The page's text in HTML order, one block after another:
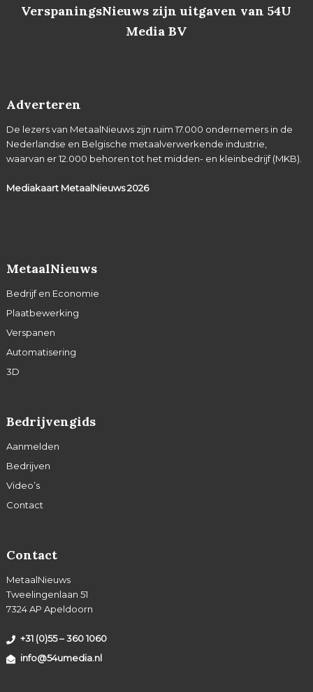
VerspaningsNieuws zijn uitgaven van 54U
Media BV
Adverteren
De lezers van MetaalNieuws zijn ruim 17.000 ondernemers in de
Nederlandse en Belgische metaalverwerkende industrie,
waarvan er 12.000 behoren tot het midden- en kleinbedrijf (MKB).
Mediakaart MetaalNieuws2026
MetaalNieuws
Bedrijf en Economie
Plaatbewerking
Verspanen
Automatisering
3D
Bedrijvengids
Aanmelden
Bedrijven
Video’s
Contact
Contact
MetaalNieuws
Tweelingenlaan 51
7324 AP Apeldoorn
+31 (0)55 – 360 1060
info@54umedia.nl